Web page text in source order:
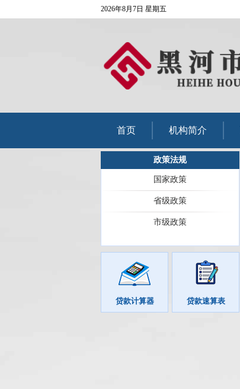
2026年8月7日 星期五
首页 机构简介
政策法规
国家政策
省级政策
市级政策
贷款计算器 贷款速算表